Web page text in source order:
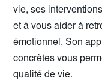
vie, ses
et à vous aider à
émotionnel. Son
concrètes vous
qualité de vie.